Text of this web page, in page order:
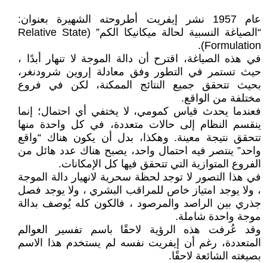
عام 1957 نشر إيفريت أطروحته الشهيرة بعنوان:
“الصياغة النسبية لحالة ميكانيكا الكم” (Relative State
Formulation).
في هذه الصياغة، اقترح أن دالة الموجة لا تنهار أبدًا ،
حيث تستمر في التطور وفق معادلة إروين شرودنغر،
بحيث تتحقق جميع النتائج الممكنة، لكن في فروع
مختلفة من الواقع.
فعندما يحدث قياس كمومي، لا يختفي أي احتمال؛ إنما
ينقسم النظام إلى حالات متعددة، في كل واحدة منها
تتحقق نتيجة معينة. وهكذا، بدل أن يكون هناك “واقع
واحد” ينتصر فيه احتمال واحد، يصبح هناك عدد هائل من
الفروع المتوازية التي تتحقق فيها كل الإمكانات.
في هذا التصور لا توجد لحظة سحرية لانهيار دالة الموجة
، ولا يوجد امتياز خاص للمراقب البشري ، ولا يوجد فصل
جذري بين الراصد والمرصود ، فالكون كله يُوصف بدالة
موجة واحدة شاملة.
وقد عُرفت هذه الرؤية لاحقًا باسم تفسير العوالم
المتعددة، رغم أن إيفريت نفسه لم يستخدم هذا الاسم
بصيغته الشائعة لاحقًا.